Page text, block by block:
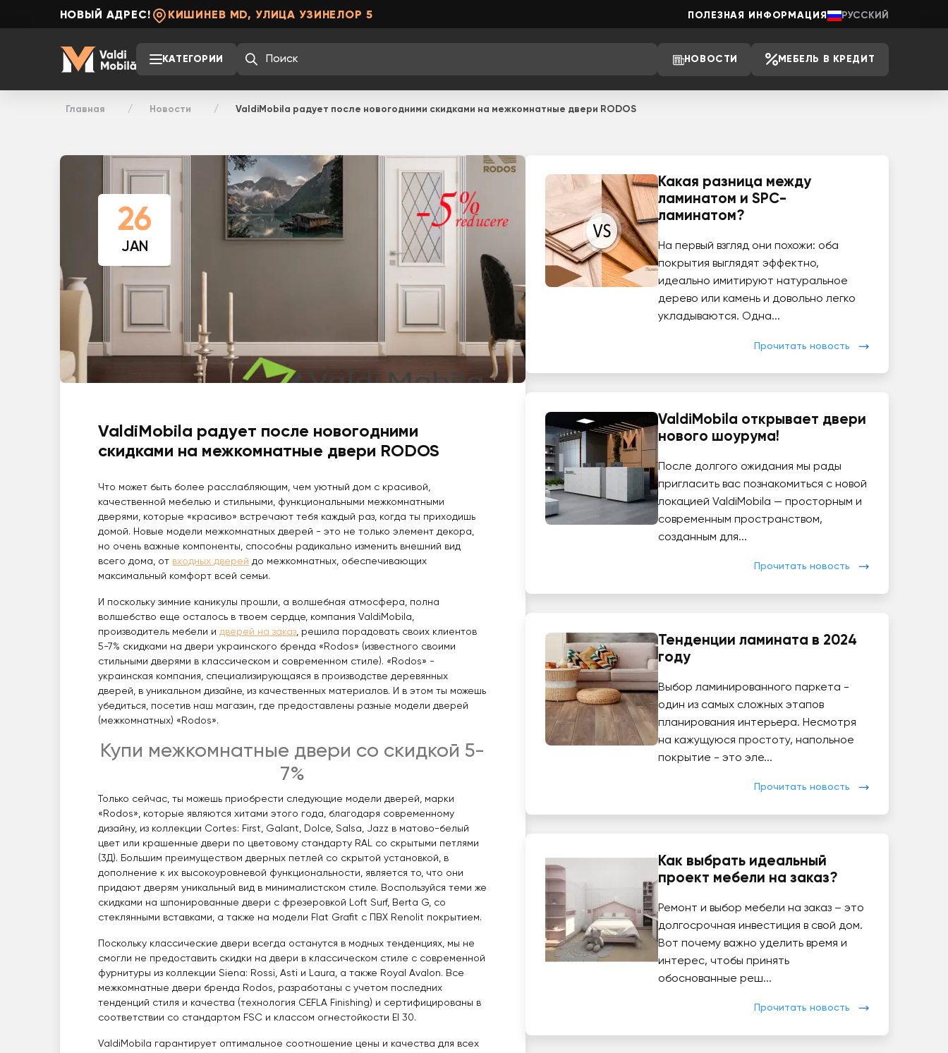
НОВЫЙ АДРЕС! КИШИНЕВ MD, УЛИЦА УЗИНЕЛОР 5 ПОЛЕЗНАЯ ИНФОРМАЦИЯ РУССКИЙ
КАТЕГОРИИ НОВОСТИ МЕБЕЛЬ В КРЕДИТ
Главная Новости ValdiMobila радует после новогодними скидками на межкомнатные двери RODOS
26
JAN
ValdiMobila радует после новогодними
скидками на межкомнатные двери RODOS
Что может быть более расслабляющим, чем уютный дом с красивой,
качественной мебелью и стильными, функциональными межкомнатными
дверями, которые «красиво» встречают тебя каждый раз, когда ты приходишь
домой. Новые модели межкомнатных дверей - это не только элемент декора,
но очень важные компоненты, способны радикально изменить внешний вид
всего дома, от входных дверей до межкомнатных, обеспечивающих
максимальный комфорт всей семьи.
И поскольку зимние каникулы прошли, а волшебная атмосфера, полна
волшебство еще осталось в твоем сердце, компания ValdiMobila,
производитель мебели идверей на заказ, решила порадовать своих клиентов
5-7% скидками на двери украинского бренда «Rodos» (известного своими
стильными дверями в классическом и современном стиле). «Rodos» -
украинская компания, специализирующаяся в производстве деревянных
дверей, в уникальном дизайне, из качественных материалов. И в этом ты можешь
убедиться, посетив наш магазин, где предоставлены разные модели дверей
(межкомнатных) «Rodos».
Купи межкомнатные двери со скидкой 5-
7%
Только сейчас, ты можешь приобрести следующие модели дверей, марки
«Rodos», которые являются хитами этого года, благодаря современному
дизайну, из коллекции Cortes: First, Galant, Dolce, Salsa, Jazz в матово-белый
цвет или крашенные двери по цветовому стандарту RAL со скрытыми петлями
(3Д). Большим преимуществом дверных петлей со скрытой установкой, в
дополнение к их высокоуровневой функциональности, является то, что они
придают дверям уникальный вид в минималистском стиле. Воспользуйся теми же
скидками на шпонированные двери c фрезеровкой Loft Surf, Berta G, со
стеклянными вставками, а также на модели Flat Grafit с ПВХ Renolit покрытием.
Поскольку классические двери всегда останутся в модных тенденциях, мы не
смогли не предоставить скидки на двери в классическом стиле с современной
фурнитуры из коллекции Siena: Rossi, Asti и Laura, а также Royal Avalon. Все
межкомнатные двери бренда Rodos, разработаны с учетом последних
тенденций стиля и качества (технология CEFLA Finishing) и сертифицированы в
соответствии со стандартом FSC и классом огнестойкости EI 30.
ValdiMobila гарантирует оптимальное соотношение цены и качества для всех
Какая разница между
ламинатом и SPC-
ламинатом?
На первый взгляд они похожи: оба
покрытия выглядят эффектно,
идеально имитируют натуральное
дерево или камень и довольно легко
укладываются. Одна...
Прочитать новость
ValdiMobila открывает двери
нового шоурума!
После долгого ожидания мы рады
пригласить вас познакомиться с новой
локацией ValdiMobila — просторным и
современным пространством,
созданным для...
Прочитать новость
Тенденции ламината в 2024
году
Выбор ламинированного паркета -
один из самых сложных этапов
планирования интерьера. Несмотря
на кажущуюся простоту, напольное
покрытие - это эле...
Прочитать новость
Как выбрать идеальный
проект мебели на заказ?
Ремонт и выбор мебели на заказ – это
долгосрочная инвестиция в свой дом.
Вот почему важно уделить время и
интерес, чтобы принять
обоснованные реш...
Прочитать новость